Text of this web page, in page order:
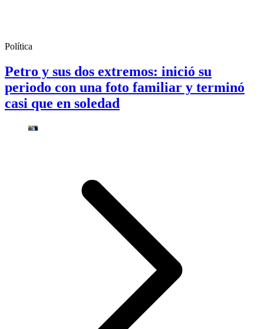
Política
Petro y sus dos extremos: inició su
periodo con una foto familiar y terminó
casi que en soledad